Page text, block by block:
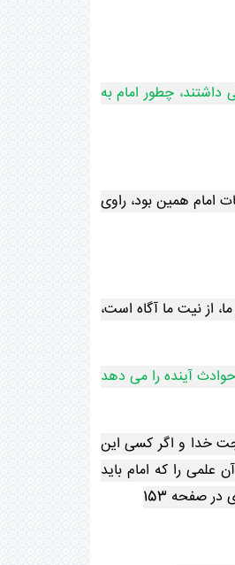
چطور امام به
امام همین بود، راوی
از نیت ما آگاه است،
آینده را می دهد
خدا و اگر کسی این
را که امام باید
صفحه 153